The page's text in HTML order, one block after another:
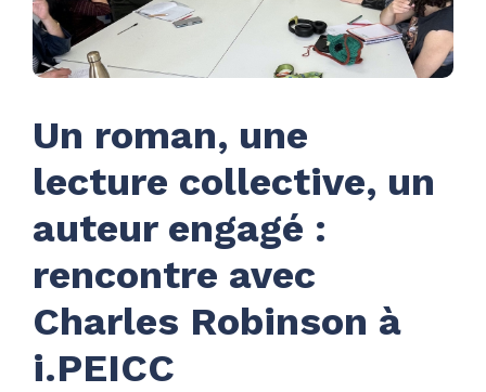
Un roman, une
lecture collective, un
auteur engagé :
rencontre avec
Charles Robinson à
i.PEICC